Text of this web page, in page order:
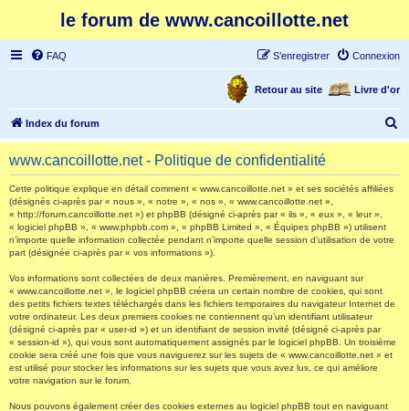
le forum de www.cancoillotte.net
FAQ Connexion
S’enregistrer
Livre d'or
Retour au site
Index du forum
e
www.cancoillotte.net - Politique de confidentialité
Cette politique explique en détail comment « www.cancoillotte.net » et ses sociétés affiliées
(désignés ci-après par « nous », « notre », « nos », « www.cancoillotte.net »,
« http://forum.cancoillotte.net ») et phpBB (désigné ci-après par « ils », « eux », « leur »,
« logiciel phpBB », « www.phpbb.com », « phpBB Limited », « Équipes phpBB ») utilisent
n’importe quelle information collectée pendant n’importe quelle session d’utilisation de votre
part (désignée ci-après par « vos informations »).
Vos informations sont collectées de deux manières. Premièrement, en naviguant sur
« www.cancoillotte.net », le logiciel phpBB créera un certain nombre de cookies, qui sont
des petits fichiers textes téléchargés dans les fichiers temporaires du navigateur Internet de
votre ordinateur. Les deux premiers cookies ne contiennent qu’un identifiant utilisateur
(désigné ci-après par « user-id ») et un identifiant de session invité (désigné ci-après par
« session-id »), qui vous sont automatiquement assignés par le logiciel phpBB. Un troisième
cookie sera créé une fois que vous naviguerez sur les sujets de « www.cancoillotte.net » et
est utilisé pour stocker les informations sur les sujets que vous avez lus, ce qui améliore
votre navigation sur le forum.
Nous pouvons également créer des cookies externes au logiciel phpBB tout en naviguant